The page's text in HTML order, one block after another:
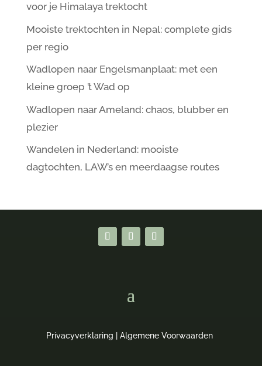
voor je Himalaya trektocht
Mooiste trektochten in Nepal: complete gids
per regio
Wadlopen naar Engelsmanplaat: met een
kleine groep ’t Wad op
Wadlopen naar Ameland: chaos, blubber en
plezier
Wandelen in Nederland: mooiste
dagtochten, LAW’s en meerdaagse routes
Privacyverklaring |Algemene Voorwaarden